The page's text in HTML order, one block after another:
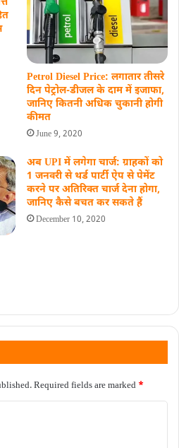
Petrol Diesel Price: लगातार तीसरे
दिन पेट्रोल-डीजल के दाम में इजाफा,
जानिए कितनी अधिक चुकानी होगी
कीमत
June 9, 2020
अब UPI में लगेगा चार्ज: ग्राहकों को
1 जनवरी से थर्ड पार्टी ऐप से पेमेंट
करने पर अतिरिक्त चार्ज देना होगा,
जानिए कैसे बचत कर सकते हैं
December 10, 2020
Required fields are marked *